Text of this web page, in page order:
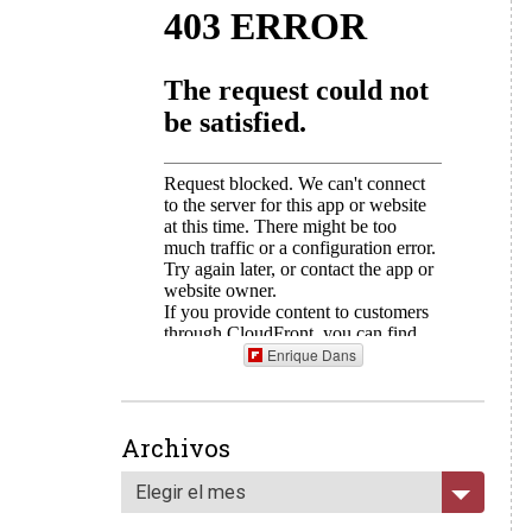
Enrique Dans
Archivos
Elegir el mes